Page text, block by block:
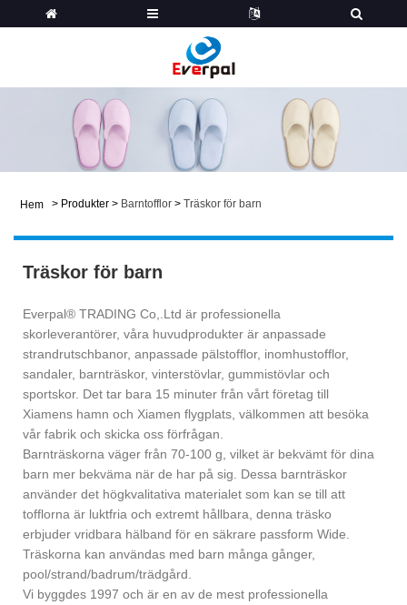
Hem > Produkter > Barntofflor > Träskor för barn
Träskor för barn
Everpal® TRADING Co,.Ltd är professionella
skorleverantörer, våra huvudprodukter är anpassade
strandrutschbanor, anpassade pälstofflor, inomhustofflor,
sandaler, barnträskor, vinterstövlar, gummistövlar och
sportskor. Det tar bara 15 minuter från vårt företag till
Xiamens hamn och Xiamen flygplats, välkommen att besöka
vår fabrik och skicka oss förfrågan.
Barnträskorna väger från 70-100 g, vilket är bekvämt för dina
barn mer bekväma när de har på sig. Dessa barnträskor
använder det högkvalitativa materialet som kan se till att
tofflorna är luktfria och extremt hållbara, denna träsko
erbjuder vridbara hälband för en säkrare passform Wide.
Träskorna kan användas med barn många gånger,
pool/strand/badrum/trädgård.
Vi byggdes 1997 och är en av de mest professionella